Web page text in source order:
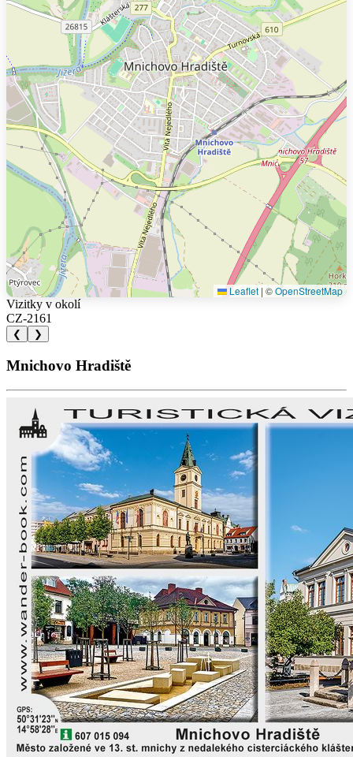
Leaflet | ©OpenStreetMap
Vizitky v okolí
CZ-2161
❮ ❯
Mnichovo Hradiště